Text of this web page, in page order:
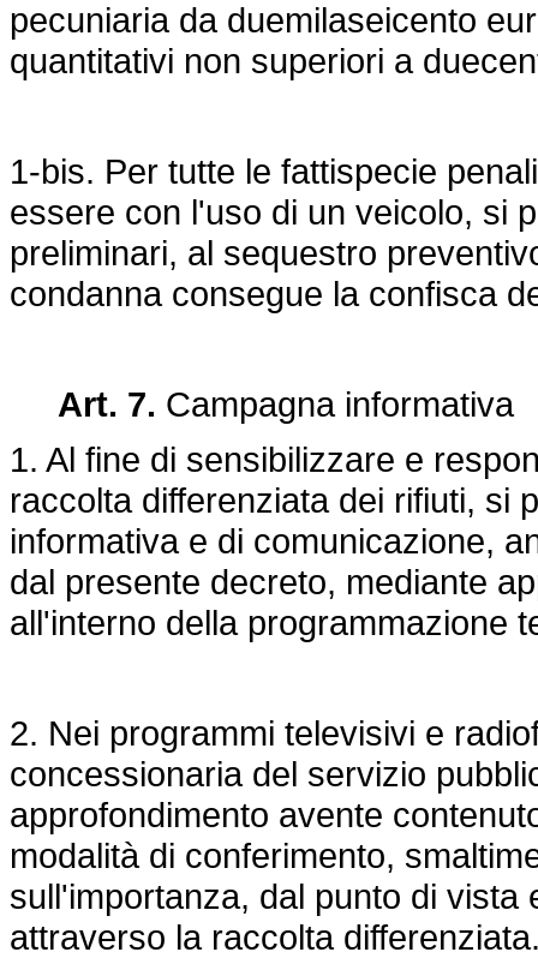
pecuniaria da duemilaseicento
quantitativi non superiori a
1-bis. Per tutte le fattispecie
essere con l'uso di un veicolo, si
preliminari, al sequestro
condanna consegue la confisca
Art. 7. Campagna informativa
1. Al fine di sensibilizzare e
raccolta differenziata dei rifiuti, si
informativa e di comunicazione,
dal presente decreto, mediante
all'interno della programmazione
2. Nei programmi televisivi e
concessionaria del servizio
approfondimento avente
modalità di conferimento,
sull'importanza, dal punto di
attraverso la raccolta